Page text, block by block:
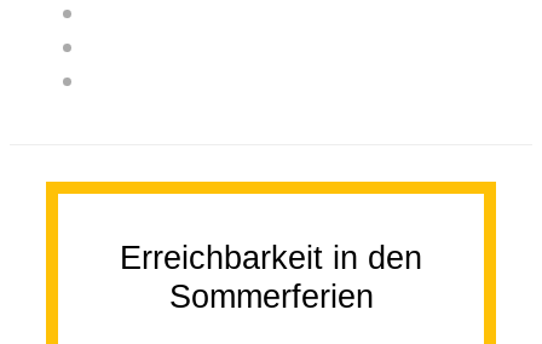
Erreichbarkeit in den
Sommerferien